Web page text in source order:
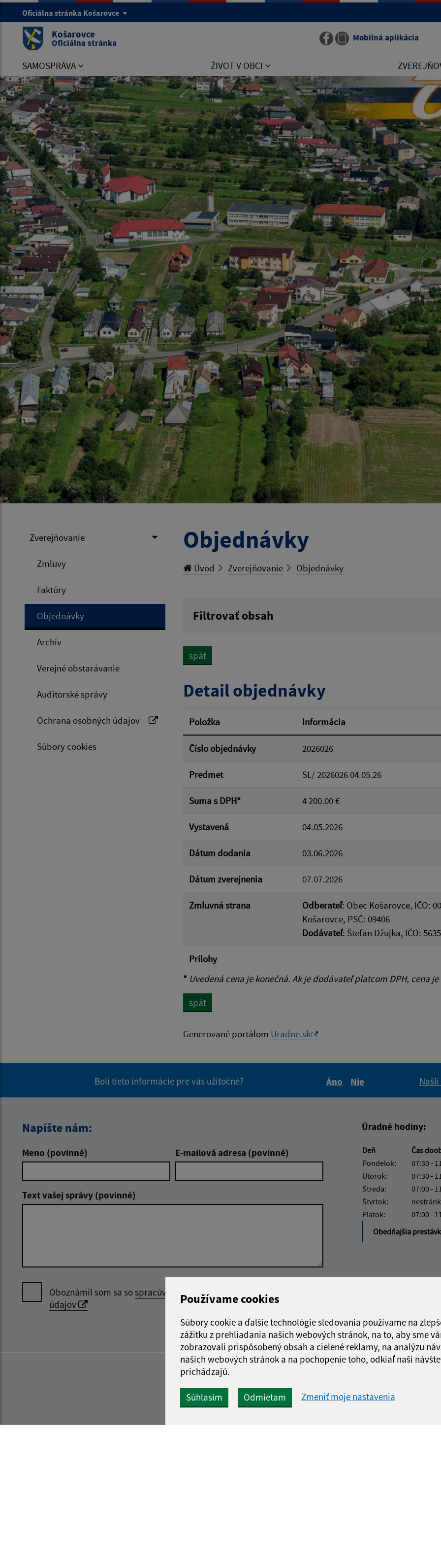
Používame cookies
Súbory cookie a ďalšie technológie sledovania používame na
zážitku z prehliadania našich webových stránok, na to, aby sme
zobrazovali prispôsobený obsah a cielené reklamy, na analýzu
našich webových stránok a na pochopenie toho, odkiaľ naši
prichádzajú.
Súhlasím Odmietam Zmeniť moje nastavenia
Oficiálna stránka Košarovce
Košarovce
Oficiálna stránka Mobilná aplikácia
SAMOSPRÁVA ŽIVOT V OBCI
Zverejňovanie
Zmluvy
Faktúry
Objednávky
Archív
Verejné obstarávanie
Auditorské správy
Ochrana osobných údajov
Súbory cookies
Objednávky
Úvod Zverejňovanie Objednávky
Filtrovať obsah
Suma od:
Filtrovať
späť
Detail objednávky
Položka Informácia
Číslo objednávky 2026026
Predmet SL/ 2026026 04.05.26
Suma s DPH* 4 200.00 €
Vystavená 04.05.2026
Dátum dodania 03.06.2026
Dátum zverejnenia 07.07.2026
Zmluvná strana Odberateľ: Obec Košarovce, IČO:
Košarovce, PSČ: 09406
Dodávateľ: Štefan Džujka, IČO:
Prílohy
-
* Uvedená cena je konečná. Ak je dodávateľ platcom DPH, cena
späť
Generované portálom Uradne.sk
Boli tieto informácie pre vás užitočné?
Áno
Nie
Napíšte nám:
Meno (povinné) E-mailová adresa (povinné)
Text vašej správy (povinné)
Oboznámil som sa sospracúvaním osobných
údajov
správu
Úradné hodiny:
Deň Čas
Pondelok:
07:30 -
Utorok:
07:30 -
Streda:
07:00 -
Štvrtok:
Piatok:
07:00 -
Obedňajšia